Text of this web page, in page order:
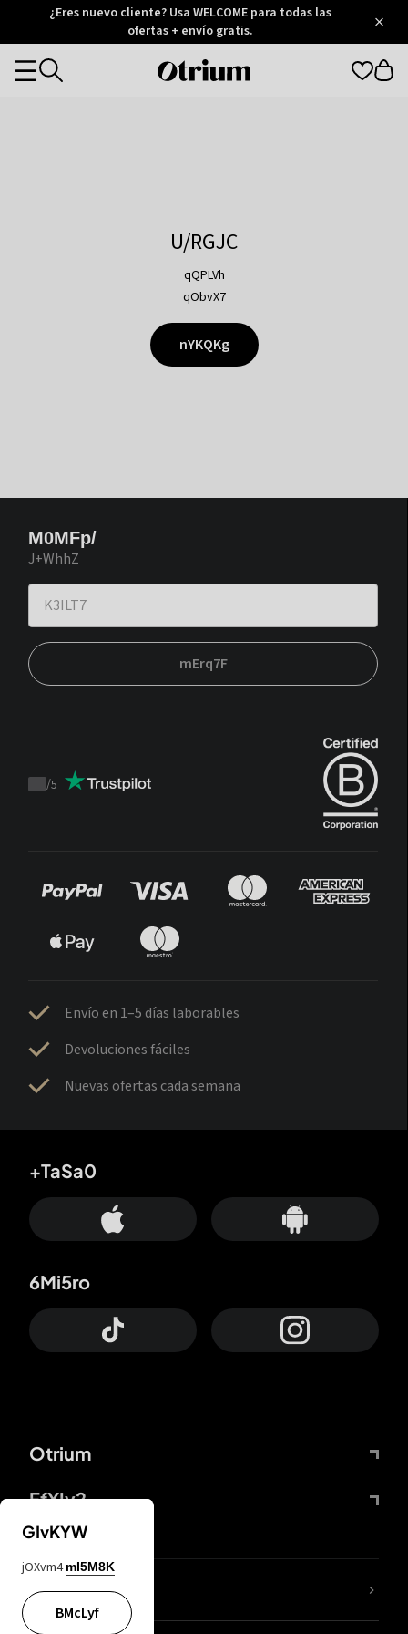
Otrium
Trustpilot
¿Eres nuevo cliente? Usa WELCOME para todas las
ofertas + envío gratis.
Otrium
Categories
U/RGJC
qQPLVh
qObvX7
nYKQKg
M0MFp/
J+WhhZ
mErq7F
Trustpilot
/5
Envío en 1–5 días laborables
Devoluciones fáciles
Nuevas ofertas cada semana
Otrium
FfYIy2
+TaSa0
6Mi5ro
65A04M
GIvKYW
jOXvm4 mI5M8K
BMcLyf